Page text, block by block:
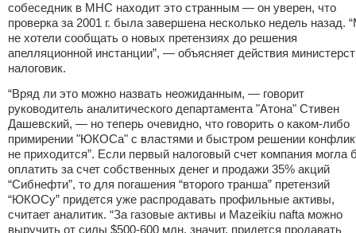
собеседник в МНС находит это странным — он уверен, что
проверка за 2001 г. была завершена несколько недель назад.
не хотели сообщать о новых претензиях до решения
апелляционной инстанции”, — объясняет действия
налоговик.
“Вряд ли это можно назвать неожиданным, — говорит
руководитель аналитического департамента "Атона" Стивен
Дашевский, — но теперь очевидно, что говорить о каком-либо
примирении "ЮКОСа" с властями и быстром решении
не приходится”. Если первый налоговый счет компания могла
оплатить за счет собственных денег и продажи 35% акций
“Сибнефти”, то для погашения “второго транша” претензий
“ЮКОСу” придется уже распродавать профильные активы,
считает аналитик. “За газовые активы и Mazeikiu nafta можно
выручить от силы $500-600 млн, значит, придется продавать